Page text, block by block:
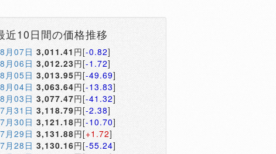
近10日間の価格推移
月07日 3,011.41 円[-0.82]
月06日 3,012.23円[-1.72]
月05日 3,013.95円[-49.69]
月04日 3,063.64円[-13.83]
月03日 3,077.47円[-41.32]
月31日 3,118.79円[-2.38]
月30日 3,121.18円[-10.70]
月29日 3,131.88円[+1.72]
月28日 3,130.16円[-55.24]